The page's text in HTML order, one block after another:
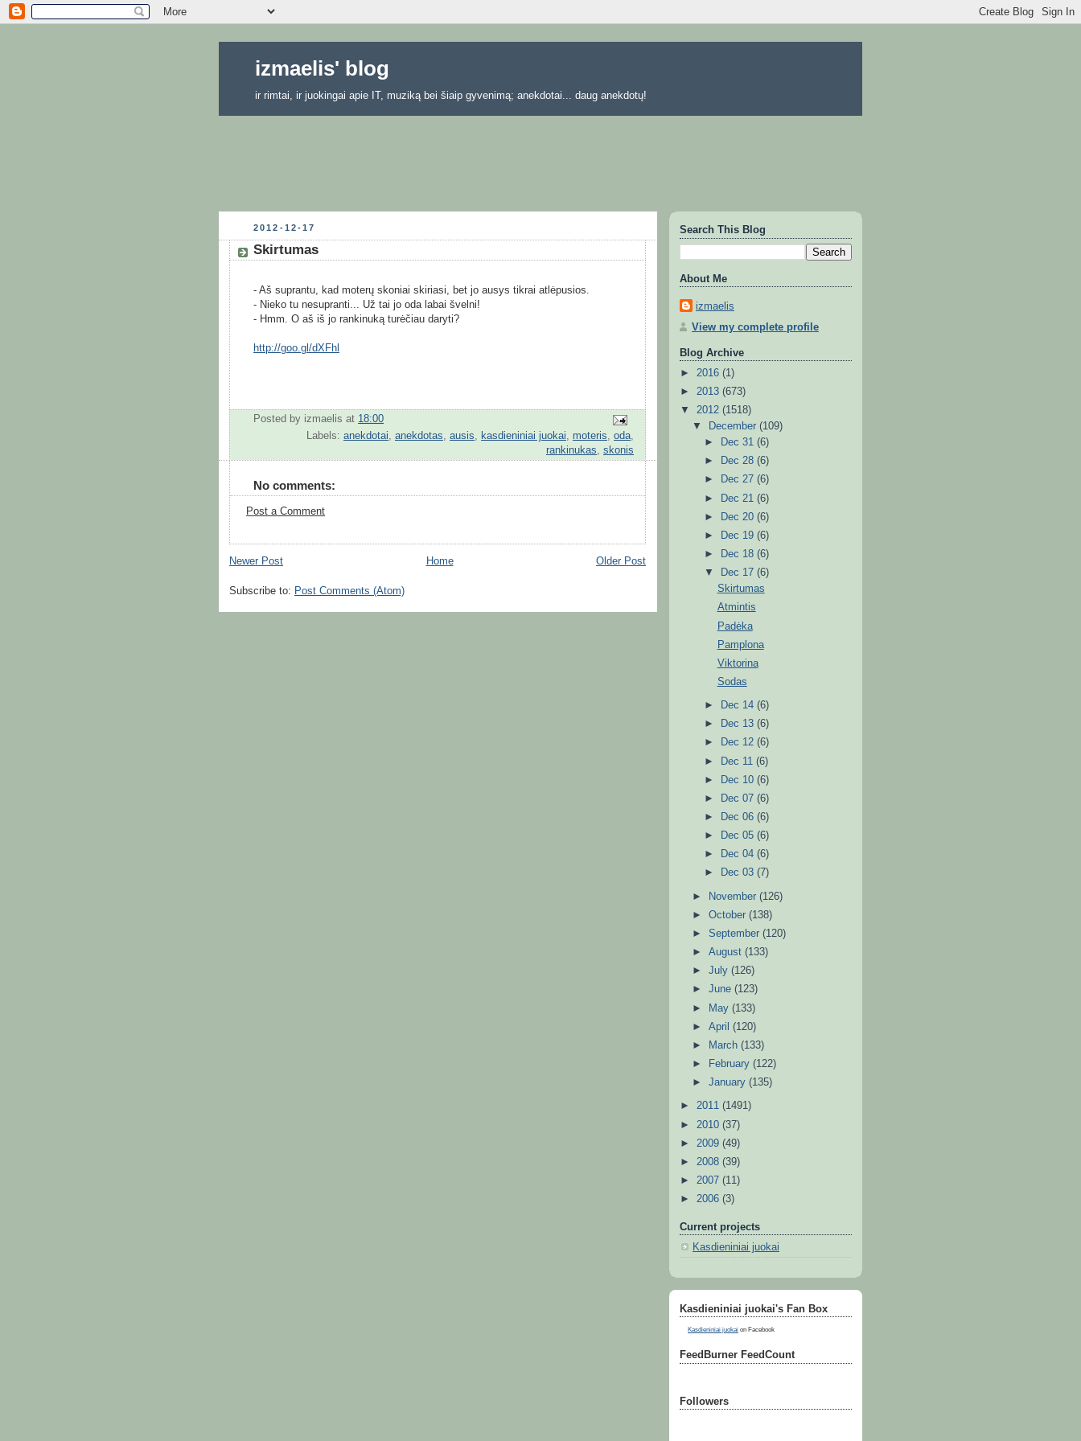
izmaelis' blog
ir rimtai, ir juokingai apie IT, muziką bei šiaip gyvenimą; anekdotai... daug anekdotų!
2012-12-17
Skirtumas
- Aš suprantu, kad moterų skoniai skiriasi, bet jo ausys tikrai atlėpusios.
- Nieko tu nesupranti... Už tai jo oda labai švelni!
- Hmm. O aš iš jo rankinuką turėčiau daryti?
http://goo.gl/dXFhl
Posted by izmaelis at 18:00
Labels: anekdotai anekdotas ausis kasdieniniai juokai moteris oda
rankinukas
skonis
No comments:
Post a Comment
Newer Post Older Post
Home
Subscribe to: Post Comments (Atom)
Search This Blog
About Me
izmaelis
View my complete profile
Blog Archive
► 2016 (1)
► 2013 (673)
▼ 2012 (1518)
▼
December(109)
►
Dec 31(6)
►
Dec 28(6)
►
Dec 27(6)
►
Dec 21(6)
►
Dec 20(6)
►
Dec 19(6)
►
Dec 18(6)
▼
Dec 17(6)
Skirtumas
Atmintis
Padėka
Pamplona
Viktorina
Sodas
► Dec 14(6)
►
Dec 13(6)
►
Dec 12(6)
►
Dec 11(6)
►
Dec 10(6)
►
Dec 07(6)
►
Dec 06(6)
►
Dec 05(6)
►
Dec 04(6)
►
Dec 03(7)
► November(126)
►October(138)
►September(120)
►August(133)
►July(126)
►June(123)
►
May(133)
►April(120)
►
March(133)
►
February(122)
►January(135)
► 2011 (1491)
► 2010 (37)
► 2009 (49)
► 2008 (39)
► 2007 (11)
► 2006 (3)
Current projects
Kasdieniniai juokai
Kasdieniniai juokai's Fan Box
Kasdieniniai juokai on Facebook
FeedBurner FeedCount
Followers